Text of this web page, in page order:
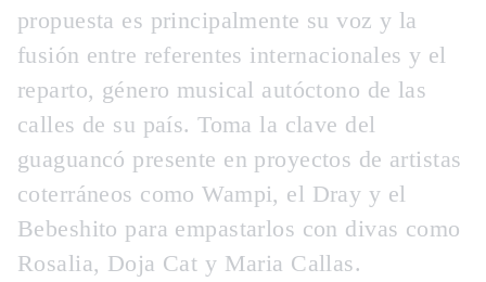
propuesta es principalmente su voz y la
fusión entre referentes internacionales y el
reparto, género musical autóctono de las
calles de su país. Toma la clave del
guaguancó presente en proyectos de artistas
coterráneos como Wampi, el Dray y el
Bebeshito para empastarlos con divas como
Rosalia, Doja Cat y Maria Callas.